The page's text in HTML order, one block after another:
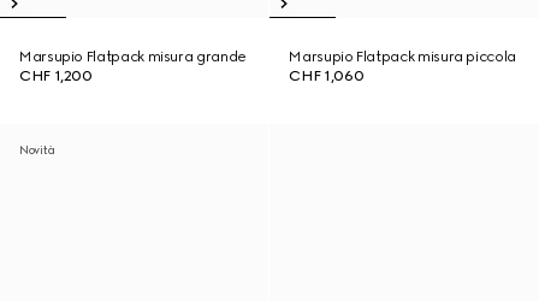
Marsupio Flatpack misura grande
CHF 1,200
Marsupio Flatpack misura piccola
CHF 1,060
Novità